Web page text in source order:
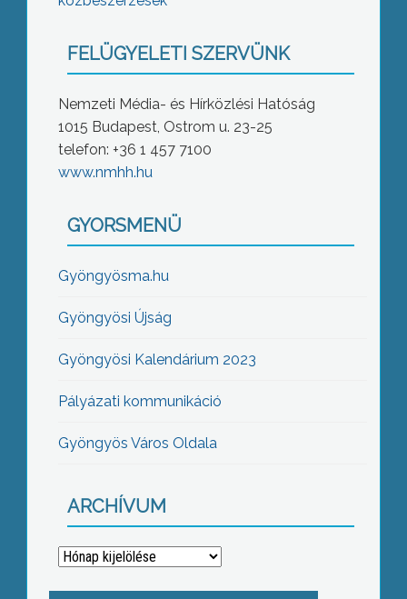
FELÜGYELETI SZERVÜNK
Nemzeti Média- és Hírközlési Hatóság
1015 Budapest, Ostrom u. 23-25
telefon: +36 1 457 7100
www.nmhh.hu
GYORSMENÜ
Gyöngyösma.hu
Gyöngyösi Újság
Gyöngyösi Kalendárium 2023
Pályázati kommunikáció
Gyöngyös Város Oldala
ARCHÍVUM
Archívum